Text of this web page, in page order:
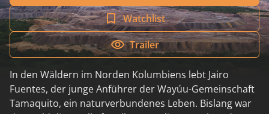
Watchlist
Trailer
In den Wäldern im Norden Kolumbiens lebt Jairo
Fuentes, der junge Anführer der Wayúu-Gemeinschaft
Tamaquito, ein naturverbundenes Leben. Bislang war